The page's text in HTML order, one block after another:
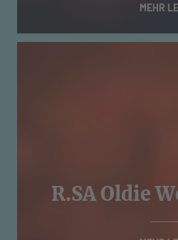
MEHR
R.SA Oldie